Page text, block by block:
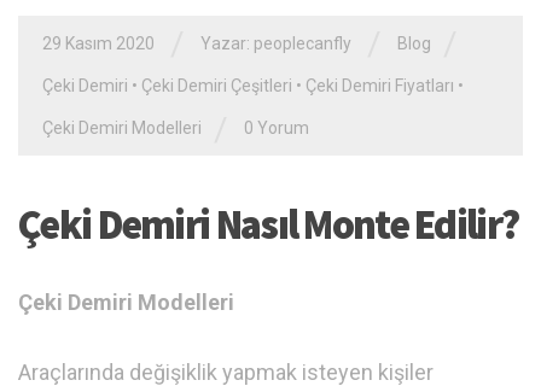
29 Kasım 2020 Yazar: peoplecanfly Blog
Çeki Demiri • Çeki Demiri Çeşitleri • Çeki Demiri Fiyatları •
Çeki Demiri Modelleri 0 Yorum
Çeki Demiri Nasıl Monte Edilir?
Çeki Demiri Modelleri
Araçlarında değişiklik yapmak isteyen kişiler